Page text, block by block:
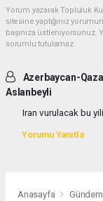
Yorum yazarak Topluluk
sitesine yaptığınız
başınıza
sorumlu tutulamaz.
Azerbaycan-
Aslanbeyli
Iran vurulacak bu
Yorumu Yanıtla
Anasayfa Gündem